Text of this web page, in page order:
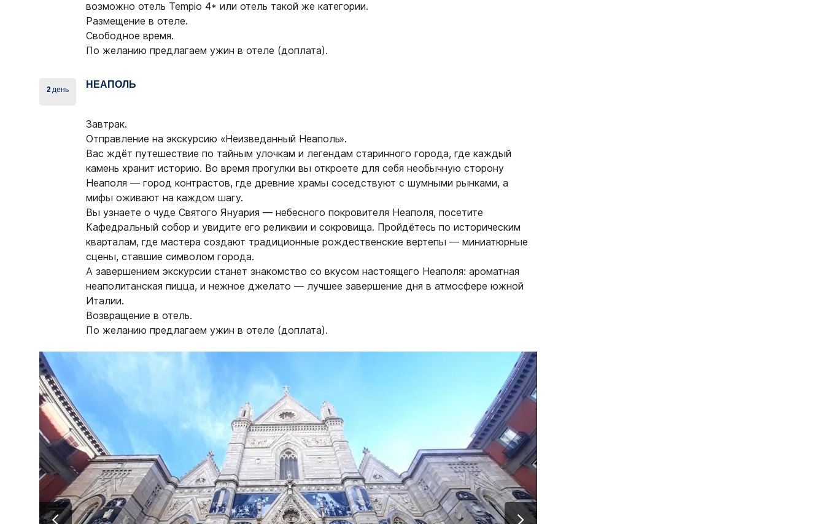
возможно отель Tempio 4* или отель такой же категории.
Размещение в отеле.
Свободное время.
По желанию предлагаем ужин в отеле (доплата).
2 день НЕАПОЛЬ
Завтрак.
Отправлениена экскурсию «Неизведанный Неаполь».
Вас ждёт путешествие по тайным улочкам и легендам старинного города, где каждый
камень хранит историю. Во время прогулки вы откроете для себя необычную сторону
Неаполя — город контрастов, где древние храмы соседствуют с шумными рынками, а
мифы оживают на каждом шагу.
Вы узнаете о чудеСвятого Януария — небесного покровителя Неаполя, посетите
Кафедральный собор и увидите его реликвии и сокровища. Пройдётесь по историческим
кварталам, где мастера создают традиционные рождественские вертепы — миниатюрные
сцены, ставшие символом города.
А завершением экскурсии станет знакомство со вкусом настоящего Неаполя: ароматная
неаполитанская пицца, и нежное джелато — лучшее завершение дня в атмосфере южной
Италии.
Возвращение в отель.
По желанию предлагаем ужин в отеле (доплата).